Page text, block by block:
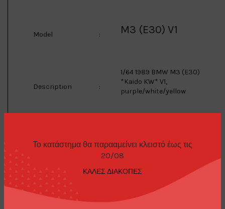
Το κατάστημα θα παρααμείνει κλειστό έως τις
20/08
ΚΑΛΕΣ ΔΙΑΚΟΠΕΣ
Model : M3 (E30) V1
Description :
1/64 1989 BMW M3 (E30)
*Kaido KW* V1,
purple/white/yellow
1/64